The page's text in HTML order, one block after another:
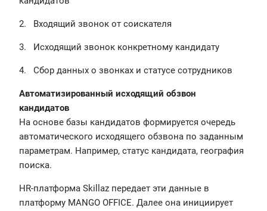
2. Входящий звонок от соискателя
3. Исходящий звонок конкретному кандидату
4. Сбор данных о звонках и статусе сотрудников
Автоматизированный исходящий обзвон
кандидатов
На основе базы кандидатов формируется очередь
автоматического исходящего обзвона по заданным
параметрам. Например, статус кандидата, география
поиска.
HR-платформа Skillaz передает эти данные в
платформу MANGO OFFICE. Далее она инициирует